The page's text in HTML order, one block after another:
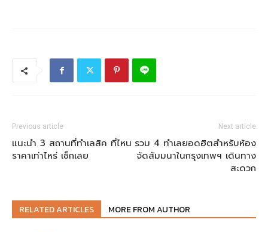
Previous article
แนะนำ 3 สถานที่ทำเลสิค ที่ไหน
ราคาเท่าไหร่ เช็กเลย
Next article
รวม 4 ทำเลยอดฮิตสำหรับห้อง
จัดสัมมนาในกรุงเทพฯ เดินทาง
สะดวก
RELATED ARTICLES MORE FROM AUTHOR